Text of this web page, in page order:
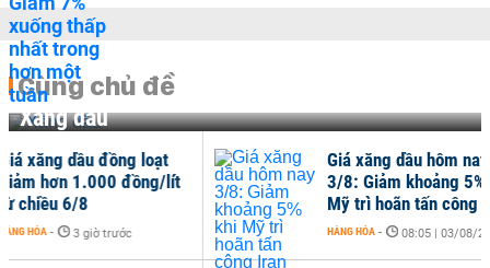
Cùng chủ đề
Xăng dầu
dầu đồng loạt
1.000 đồng/lít
6/8
3 giờ trước
Giá xăng dầu hôm nay
3/8: Giảm khoảng 5% khi
Mỹ trì hoãn tấn công Iran
HÀNG HÓA - 08:05 | 03/08/2026